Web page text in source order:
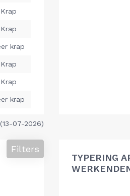
(13-07-2026)
Filters
TYPERING